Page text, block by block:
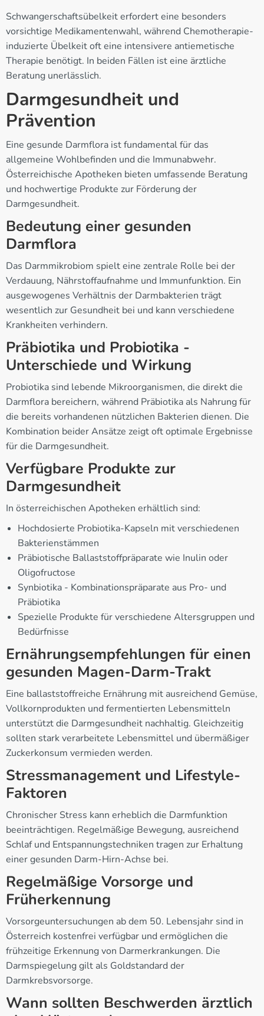
Schwangerschaftsübelkeit erfordert eine besonders
vorsichtige Medikamentenwahl, während Chemotherapie-
induzierte Übelkeit oft eine intensivere antiemetische
Therapie benötigt. In beiden Fällen ist eine ärztliche
Beratung unerlässlich.
Darmgesundheit und
Prävention
Eine gesunde Darmflora ist fundamental für das
allgemeine Wohlbefinden und die Immunabwehr.
Österreichische Apotheken bieten umfassende Beratung
und hochwertige Produkte zur Förderung der
Darmgesundheit.
Bedeutung einer gesunden
Darmflora
Das Darmmikrobiom spielt eine zentrale Rolle bei der
Verdauung, Nährstoffaufnahme und Immunfunktion. Ein
ausgewogenes Verhältnis der Darmbakterien trägt
wesentlich zur Gesundheit bei und kann verschiedene
Krankheiten verhindern.
Präbiotika und Probiotika -
Unterschiede und Wirkung
Probiotika sind lebende Mikroorganismen, die direkt die
Darmflora bereichern, während Präbiotika als Nahrung für
die bereits vorhandenen nützlichen Bakterien dienen. Die
Kombination beider Ansätze zeigt oft optimale Ergebnisse
für die Darmgesundheit.
Verfügbare Produkte zur
Darmgesundheit
In österreichischen Apotheken erhältlich sind:
Hochdosierte Probiotika-Kapseln mit verschiedenen
Bakterienstämmen
Präbiotische Ballaststoffpräparate wie Inulin oder
Oligofructose
Synbiotika - Kombinationspräparate aus Pro- und
Präbiotika
Spezielle Produkte für verschiedene Altersgruppen und
Bedürfnisse
Ernährungsempfehlungen für einen
gesunden Magen-Darm-Trakt
Eine ballaststoffreiche Ernährung mit ausreichend Gemüse,
Vollkornprodukten und fermentierten Lebensmitteln
unterstützt die Darmgesundheit nachhaltig. Gleichzeitig
sollten stark verarbeitete Lebensmittel und übermäßiger
Zuckerkonsum vermieden werden.
Stressmanagement und Lifestyle-
Faktoren
Chronischer Stress kann erheblich die Darmfunktion
beeinträchtigen. Regelmäßige Bewegung, ausreichend
Schlaf und Entspannungstechniken tragen zur Erhaltung
einer gesunden Darm-Hirn-Achse bei.
Regelmäßige Vorsorge und
Früherkennung
Vorsorgeuntersuchungen ab dem 50. Lebensjahr sind in
Österreich kostenfrei verfügbar und ermöglichen die
frühzeitige Erkennung von Darmerkrankungen. Die
Darmspiegelung gilt als Goldstandard der
Darmkrebsvorsorge.
Wann sollten Beschwerden ärztlich